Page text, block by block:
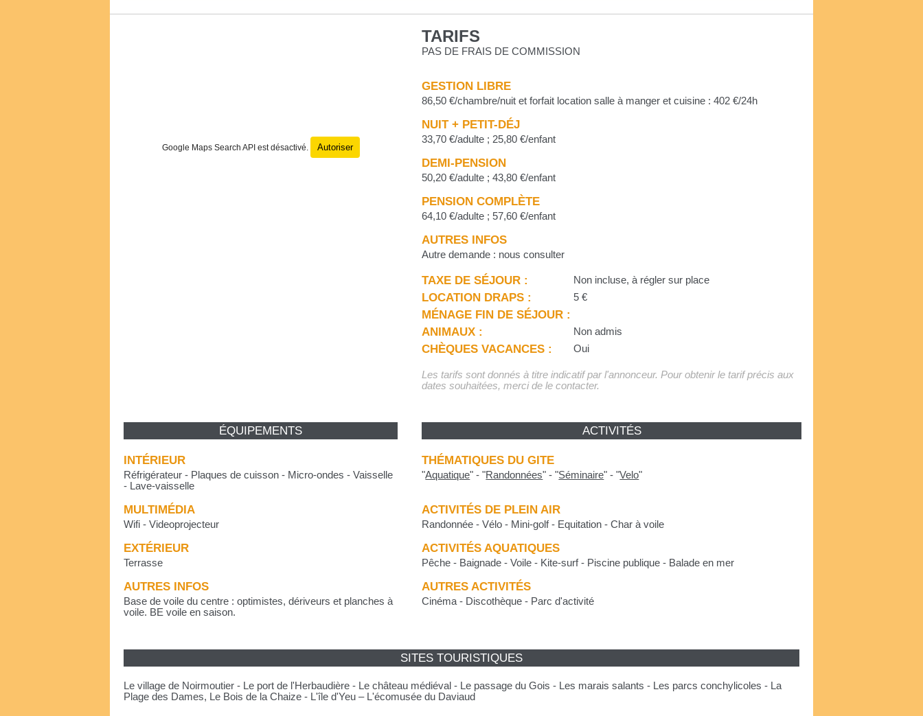
Google Maps Search API est désactivé. Autoriser
TARIFS
PAS DE FRAIS DE COMMISSION
GESTION LIBRE
86,50 €/chambre/nuit et forfait location salle à manger et cuisine : 402 €/24h
NUIT + PETIT-DÉJ
33,70 €/adulte ; 25,80 €/enfant
DEMI-PENSION
50,20 €/adulte ; 43,80 €/enfant
PENSION COMPLÈTE
64,10 €/adulte ; 57,60 €/enfant
AUTRES INFOS
Autre demande : nous consulter
TAXE DE SÉJOUR : Non incluse, à régler sur place
LOCATION DRAPS : 5 €
MÉNAGE FIN DE SÉJOUR :
ANIMAUX :
Non admis
CHÈQUES VACANCES : Oui
Les tarifs sont donnés à titre indicatif par l'annonceur. Pour obtenir le tarif précis aux
dates souhaitées, merci de le contacter.
ÉQUIPEMENTS
INTÉRIEUR
Réfrigérateur - Plaques de cuisson - Micro-ondes - Vaisselle
- Lave-vaisselle
MULTIMÉDIA
Wifi - Videoprojecteur
EXTÉRIEUR
Terrasse
AUTRES INFOS
Base de voile du centre : optimistes, dériveurs et planches à
voile. BE voile en saison.
ACTIVITÉS
THÉMATIQUES DU GITE
"Aquatique" -"Randonnées" -"Séminaire" -"Velo"
ACTIVITÉS DE PLEIN AIR
Randonnée - Vélo - Mini-golf - Equitation - Char à voile
ACTIVITÉS AQUATIQUES
Pêche - Baignade - Voile - Kite-surf - Piscine publique - Balade en mer
AUTRES ACTIVITÉS
Cinéma - Discothèque - Parc d'activité
SITES TOURISTIQUES
Le village de Noirmoutier - Le port de l'Herbaudière - Le château médiéval - Le passage du Gois - Les marais salants - Les parcs conchylicoles - La
Plage des Dames, Le Bois de la Chaize - L'île d'Yeu – L'écomusée du Daviaud